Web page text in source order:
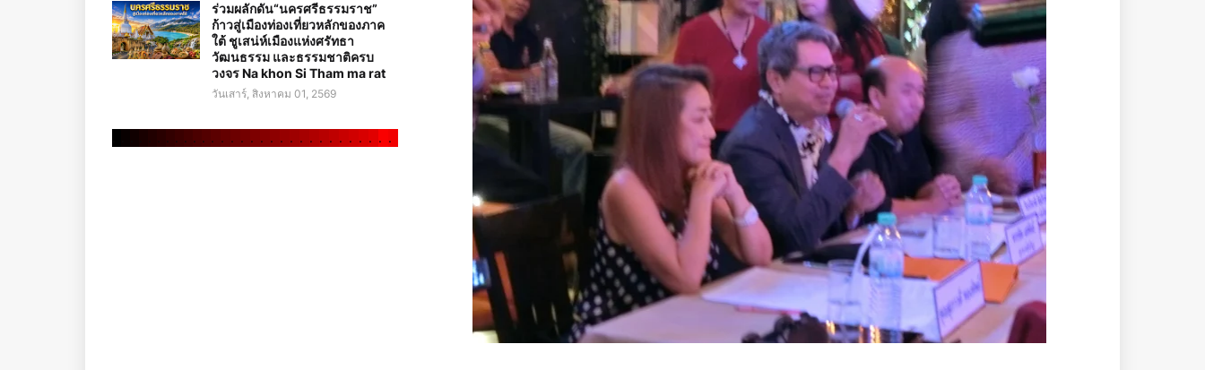
ร่วมผลักดัน“นครศรีธรรมราช”
ก้าวสู่เมืองท่องเที่ยวหลักของภาค
ใต้ ชูเสน่ห์เมืองแห่งศรัทธา
วัฒนธรรม และธรรมชาติครบ
วงจร Na khon Si Tham ma rat
วันเสาร์, สิงหาคม 01, 2569
. . . . . . . . . . . . . . . . . . . . . . . . .